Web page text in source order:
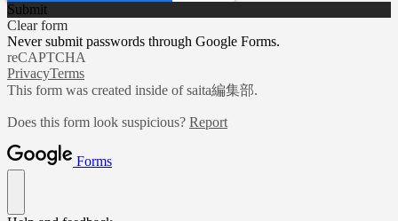
Submit
Clear form
Never submit passwords through Google Forms.
reCAPTCHA
PrivacyTerms
This form was created inside of saita編集部.
Does this form look suspicious? Report
Forms